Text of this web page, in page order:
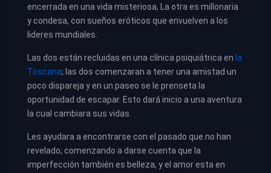
encerrada en una vida misteriosa, La otra es millonaria
y condesa, con sueños eróticos que envuelven a los
lideres mundiales.
Las dos están recluidas en una clínica psiquiátrica en la
Toscana; las dos comenzaran a tener una amistad un
poco dispareja y en un paseo se le prenseta la
oportunidad de escapar. Esto dará inicio a una aventura
la cual cambiara sus vidas.
Les ayudara a encontrarse con el pasado que no han
revelado; comenzando a darse cuenta que la
imperfección también es belleza, y el amor esta en